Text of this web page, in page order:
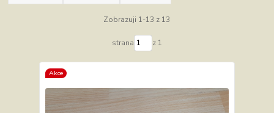
Zobrazuji 1-13 z 13
strana z 1
Akce